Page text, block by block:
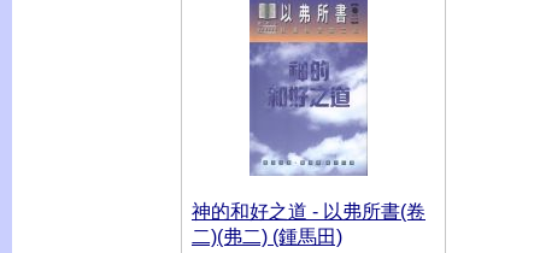
神的和好之道 - 以弗所書(卷
二)(弗二) (鍾馬田)